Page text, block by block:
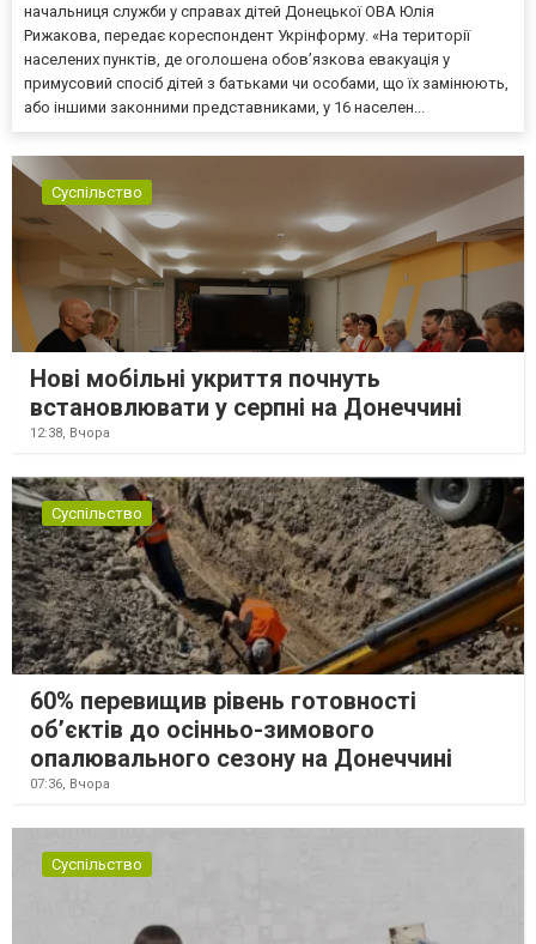
начальниця служби у справах дітей Донецької ОВА Юлія
Рижакова, передає кореспондент Укрінформу. «На території
населених пунктів, де оголошена обов’язкова евакуація у
примусовий спосіб дітей з батьками чи особами, що їх замінюють,
або іншими законними представниками, у 16 населен...
Суспільство
Нові мобільні укриття почнуть
встановлювати у серпні на Донеччині
12:38, Вчора
Суспільство
60% перевищив рівень готовності
об’єктів до осінньо-зимового
опалювального сезону на Донеччині
07:36, Вчора
Суспільство